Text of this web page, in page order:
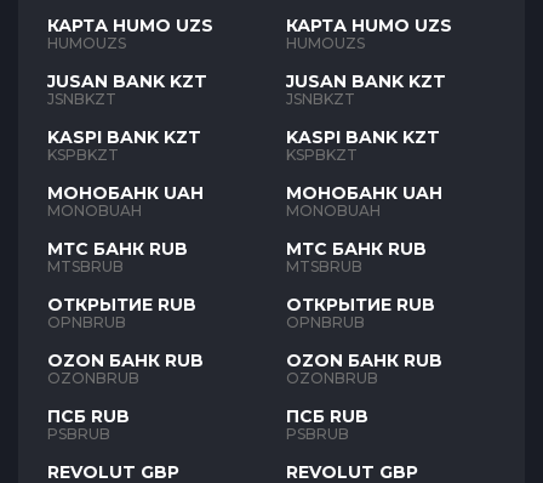
КАРТА HUMO UZS
HUMOUZS
JUSAN BANK KZT
JSNBKZT
KASPI BANK KZT
KSPBKZT
МОНОБАНК UAH
MONOBUAH
МТС БАНК RUB
MTSBRUB
ОТКРЫТИЕ RUB
OPNBRUB
OZON БАНК RUB
OZONBRUB
ПСБ RUB
PSBRUB
REVOLUT GBP
КАРТА HUMO UZS
HUMOUZS
JUSAN BANK KZT
JSNBKZT
KASPI BANK KZT
KSPBKZT
МОНОБАНК UAH
MONOBUAH
МТС БАНК RUB
MTSBRUB
ОТКРЫТИЕ RUB
OPNBRUB
OZON БАНК RUB
OZONBRUB
ПСБ RUB
PSBRUB
REVOLUT GBP